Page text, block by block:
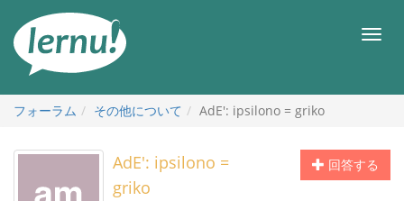
メ
フォーラム
その他について AdE': ipsilono = griko
回答する
AdE': ipsilono =
griko